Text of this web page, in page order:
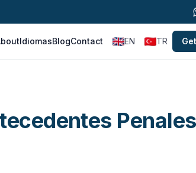
IdiomasBlogContact EN TR
Penales